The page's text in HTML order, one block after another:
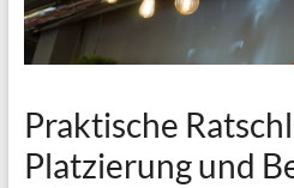
Praktische
Platzierung und